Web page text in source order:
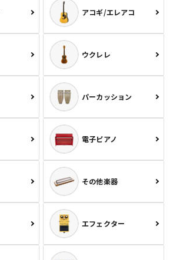
アコギ/エレアコ
ウクレレ
パーカッション
電子ピアノ
その他楽器
エフェクター